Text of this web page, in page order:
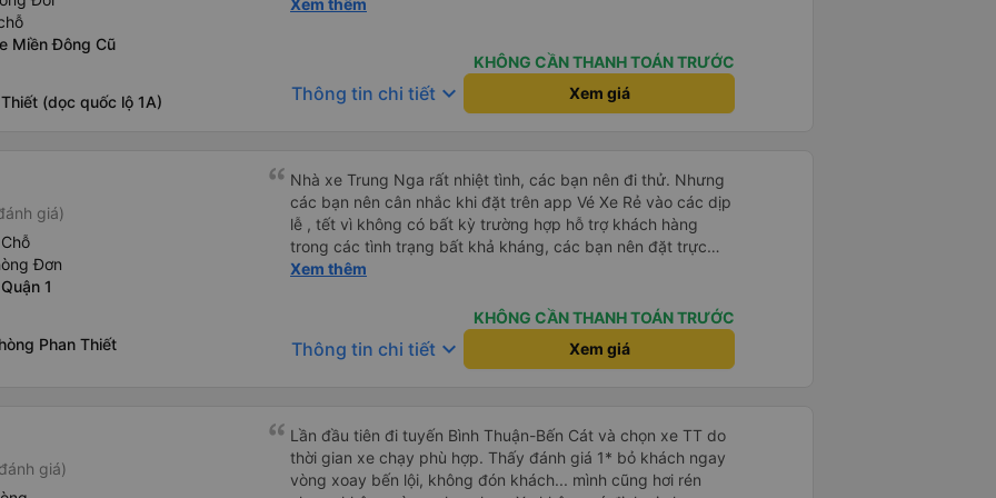
Miền Đông Cũ
(dọc quốc lộ 1A)
của quý công ty nên rất hài lòng và tin tưởng. tuy nhiên rất
cải thiện ngày một phát triển. 2) đồng nhất về cách giao tiếp
và CSKH nhẹ nhàng, chu đáo nữa thì chắc chắn quy công ty
là nhà xe được yêu thích và lựa chọn số 1 quy nhơn. rất cảm
ơn quý anh chị em cty cũng như chị Thảo đã lắng nghe và
Xem thêm
KHÔNG CẦN THANH TOÁN TRƯỚC
Thông tin chi tiết keyboard_arrow_down Xem giá
giá)
Đơn
1
Phan Thiết
Nhà xe Trung Nga rất nhiệt tình, các bạn nên đi thử. Nhưng
các bạn nên cân nhắc khi đặt trên app Vé Xe Rẻ vào các dịp
lễ , tết vì không có bất kỳ trường hợp hỗ trợ khách hàng
trong các tình trạng bất khả kháng, các bạn nên đặt trực
tiếp với nhà xe sẽ an toàn hơn.
Xem thêm
KHÔNG CẦN THANH TOÁN TRƯỚC
Thông tin chi tiết keyboard_arrow_down Xem giá
giá)
Lần đầu tiên đi tuyến Bình Thuận-Bến Cát và chọn xe TT do
thời gian xe chạy phù hợp. Thấy đánh giá 1* bỏ khách ngay
vòng xoay bến lội, không đón khách... mình cũng hơi rén